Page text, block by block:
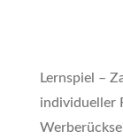
Lernspiel –
individueller